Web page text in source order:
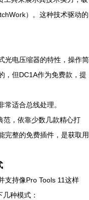
）。这种技术驱动的
光电压缩器的特性，操作简
，但DC1A作为免费款，提
常适合总线处理。
范，依靠少数几款精心打
完整的免费插件，是获取用
支持像Pro Tools 11这样
种模式：